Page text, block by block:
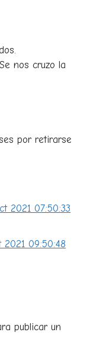
nos cruzo la
por retirarse
2021 07:50:33
2021 09:50:48
publicar un